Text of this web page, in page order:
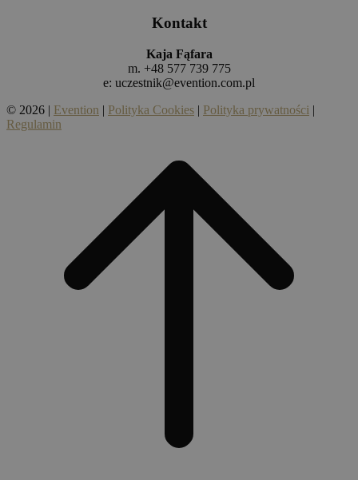
Kontakt
Kaja Fąfara
m. +48 577 739 775
e: uczestnik@evention.com.pl
© 2026 | Evention | Polityka Cookies | Polityka prywatności |
Regulamin